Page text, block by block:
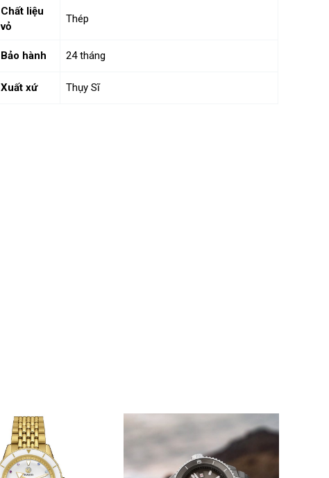
Chất liệu
vỏ
Thép
Bảo hành 24 tháng
Xuất xứ Thụy Sĩ